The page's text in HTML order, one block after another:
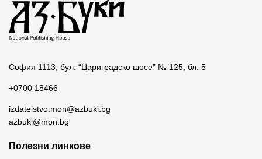
София 1113, бул. “Цариградско шосе” № 125, бл. 5
+0700 18466
izdatelstvo.mon@azbuki.bg
azbuki@mon.bg
Полезни линкове